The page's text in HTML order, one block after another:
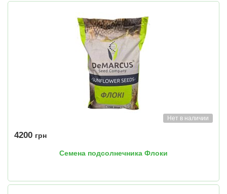
Нет в наличии
4200 грн
Семена подсолнечника Флоки